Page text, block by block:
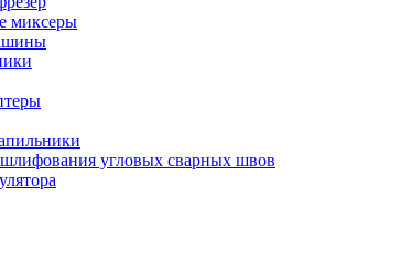
миксеры
угловых сварных швов